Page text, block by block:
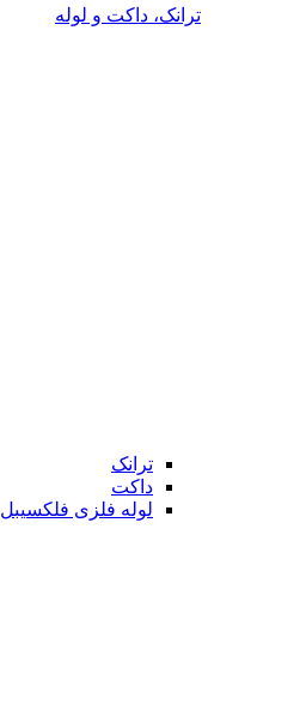
ترانک، داکت و لوله
ترانک
داکت
لوله فلزی فلکسیبل